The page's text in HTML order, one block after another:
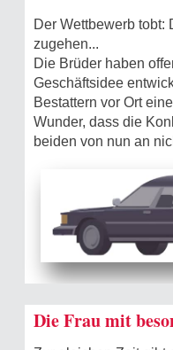
Der Wettbewerb tobt:
zugehen...
Die Brüder haben
Geschäftsidee
Bestattern vor Ort
Wunder, dass die
beiden von nun an
Die Frau mit